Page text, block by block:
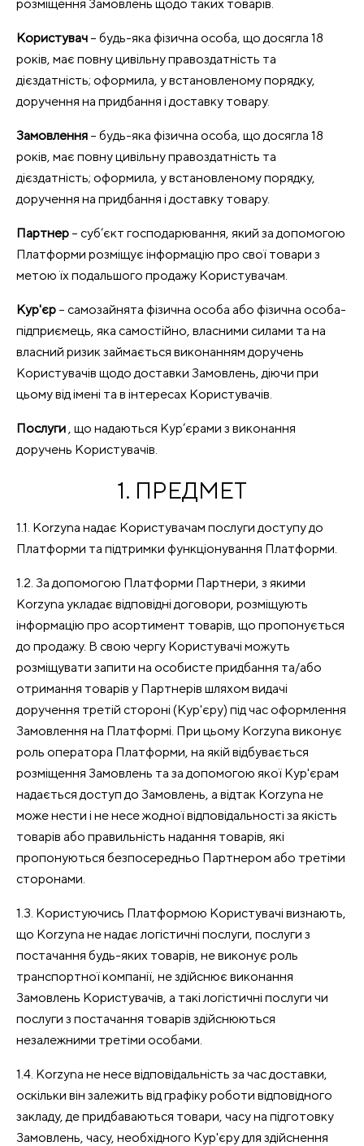
розміщення Замовлень щодо таких товарів.
Користувач – будь-яка фізична особа, що досягла 18
років, має повну цивільну правоздатність та
дієздатність; оформила, у встановленому порядку,
доручення на придбання і доставку товару.
Замовлення – будь-яка фізична особа, що досягла 18
років, має повну цивільну правоздатність та
дієздатність; оформила, у встановленому порядку,
доручення на придбання і доставку товару.
Партнер – суб’єкт господарювання, який за допомогою
Платформи розміщує інформацію про свої товари з
метою їх подальшого продажу Користувачам.
Кур'єр – самозайнята фізична особа або фізична особа-
підприємець, яка самостійно, власними силами та на
власний ризик займається виконанням доручень
Користувачів щодо доставки Замовлень, діючи при
цьому від імені та в інтересах Користувачів.
Послуги , що надаються Кур’єрами з виконання
доручень Користувачів.
1. ПРЕДМЕТ
1.1. Korzyna надає Користувачам послуги доступу до
Платформи та підтримки функціонування Платформи.
1.2. За допомогою Платформи Партнери, з якими
Korzyna укладає відповідні договори, розміщують
інформацію про асортимент товарів, що пропонується
до продажу. В свою чергу Користувачі можуть
розміщувати запити на особисте придбання та/або
отримання товарів у Партнерів шляхом видачі
доручення третій стороні (Кур'єру) під час оформлення
Замовлення на Платформі. При цьому Korzyna виконує
роль оператора Платформи, на якій відбувається
розміщення Замовлень та за допомогою якої Кур'єрам
надається доступ до Замовлень, а відтак Korzyna не
може нести і не несе жодної відповідальності за якість
товарів або правильність надання товарів, які
пропонуються безпосередньо Партнером або третіми
сторонами.
1.3. Користуючись Платформою Користувачі визнають,
що Korzyna не надає логістичні послуги, послуги з
постачання будь-яких товарів, не виконує роль
транспортної компанії, не здійснює виконання
Замовлень Користувачів, а такі логістичні послуги чи
послуги з постачання товарів здійснюються
незалежними третіми особами.
1.4. Korzyna не несе відповідальність за час доставки,
оскільки він залежить від графіку роботи відповідного
закладу, де придбаваються товари, часу на підготовку
Замовлень, часу, необхідного Кур'єру для здійснення